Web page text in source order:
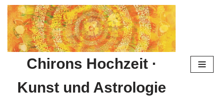
Zum
Inhalt
springen
Chirons Hochzeit ·
Kunst und Astrologie